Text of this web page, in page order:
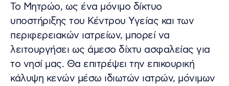
Το Μητρώο, ως ένα μόνιμο δίκτυο
υποστήριξης του Κέντρου Υγείας και των
περιφερειακών ιατρείων, μπορεί να
λειτουργήσει ως άμεσο δίχτυ ασφαλείας για
το νησί μας. Θα επιτρέψει την επικουρική
κάλυψη κενών μέσω ιδιωτών ιατρών, μόνιμων